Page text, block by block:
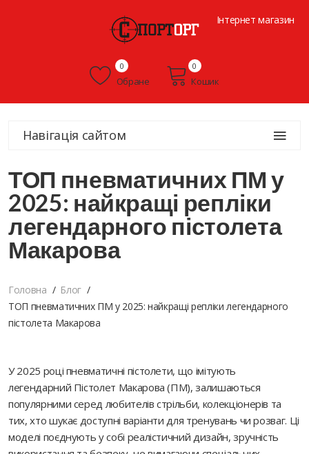
Інтернет магазин
Обране
0
Кошик
0
Навігація сайтом
ТОП пневматичних ПМ у
2025: найкращі репліки
легендарного пістолета
Макарова
Головна
Блог
ТОП пневматичних ПМ у 2025: найкращі репліки легендарного
пістолета Макарова
У 2025 році пневматичні пістолети, що імітують
легендарний Пістолет Макарова (ПМ), залишаються
популярними серед любителів стрільби, колекціонерів та
тих, хто шукає доступні варіанти для тренувань чи розваг. Ці
моделі поєднують у собі реалістичний дизайн, зручність